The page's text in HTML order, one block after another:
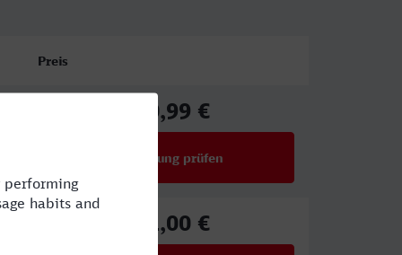
Preis
40,99 €
Verbindung prüfen
51,00 €